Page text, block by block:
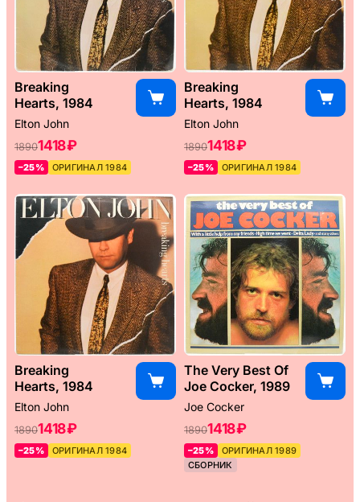
Breaking
Hearts, 1984
Elton John
18901418 ₽
–25% ОРИГИНАЛ 1984
Breaking
Hearts, 1984
Elton John
18901418 ₽
–25% ОРИГИНАЛ 1984
Breaking
Hearts, 1984
Elton John
18901418 ₽
–25% ОРИГИНАЛ 1984
The Very Best Of
Joe Cocker, 1989
Joe Cocker
18901418 ₽
–25%
ОРИГИНАЛ 1989
СБОРНИК